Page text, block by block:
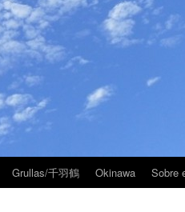
Grullas/千羽鶴 Okinawa Sobre